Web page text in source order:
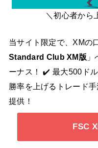
＼初心者から
当サイト限定で、XMの
Standard Club XM版
ーナス！ ✔️ 最大500ド
勝率を上げるトレード
提供！
FSC